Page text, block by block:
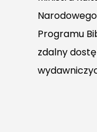
Programu
zdalny